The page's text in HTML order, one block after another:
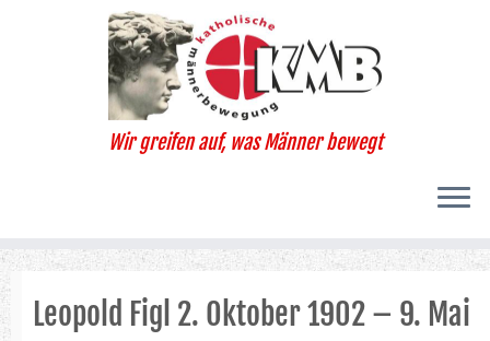
Wir greifen auf, was Männer bewegt
Leopold Figl 2. Oktober 1902 – 9. Mai